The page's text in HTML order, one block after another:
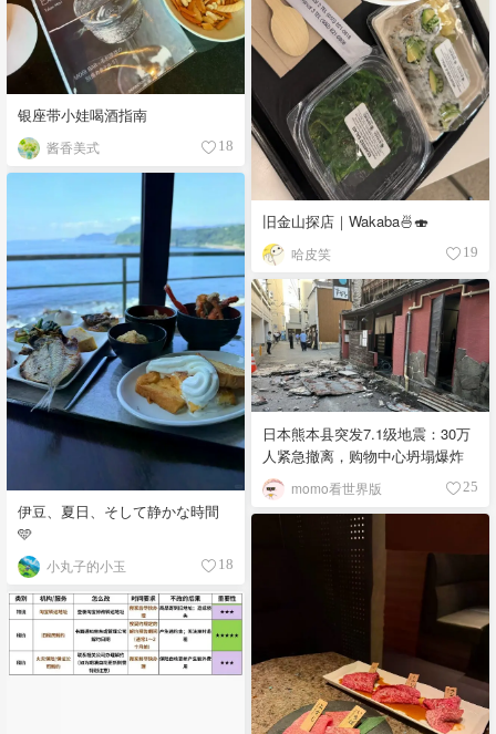
银座带小娃喝酒指南
酱香美式 18
旧金山探店｜Wakaba🍜🍣
哈皮笑 19
伊豆、夏日、そして静かな時間
🩵
小丸子的小玉 18
日本熊本县突发7.1级地震：30万
人紧急撤离，购物中心坍塌爆炸
momo看世界版 25